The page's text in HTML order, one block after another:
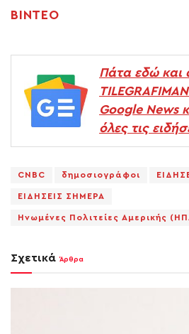
ΒΙΝΤΕΟ
Πάτα εδώ και
Google News
όλες τις
CNBC δημοσιογράφοι
ΕΙΔΗΣΕΙΣ ΣΗΜΕΡΑ
Ηνωμένες Πολιτείες Αμερικής
Σχετικά Άρθρα